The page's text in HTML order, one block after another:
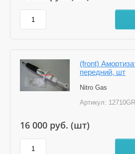
(front)
передний, шт
Nitro Gas
Артикул: 12710GR
16 000 руб. (шт)